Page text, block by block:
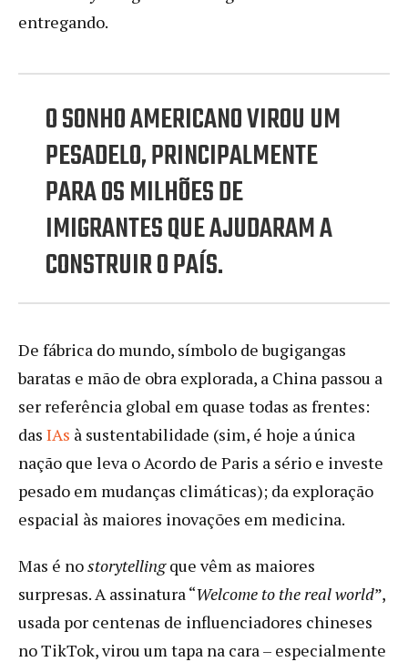
entregando.
O SONHO AMERICANO VIROU UM
PESADELO, PRINCIPALMENTE
PARA OS MILHÕES DE
IMIGRANTES QUE AJUDARAM A
CONSTRUIR O PAÍS.
De fábrica do mundo, símbolo de bugigangas
baratas e mão de obra explorada, a China passou a
ser referência global em quase todas as frentes:
das IAs à sustentabilidade (sim, é hoje a única
nação que leva o Acordo de Paris a sério e investe
pesado em mudanças climáticas); da exploração
espacial às maiores inovações em medicina.
Mas é nostorytellingque vêm as maiores
surpresas. A assinatura “Welcome to the real world”,
usada por centenas de influenciadores chineses
no TikTok, virou um tapa na cara – especialmente